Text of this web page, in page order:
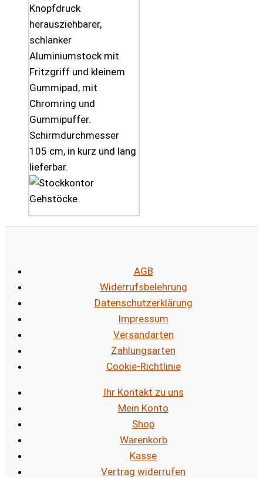
Knopfdruck
herausziehbarer,
schlanker
Aluminiumstock mit
Fritzgriff und kleinem
Gummipad, mit
Chromring und
Gummipuffer.
Schirmdurchmesser
105 cm, in kurz und lang
lieferbar.
AGB
Widerrufsbelehrung
Datenschutzerklärung
Impressum
Versandarten
Zahlungsarten
Cookie-Richtlinie
Ihr Kontakt zu uns
Mein Konto
Shop
Warenkorb
Kasse
Vertrag widerrufen